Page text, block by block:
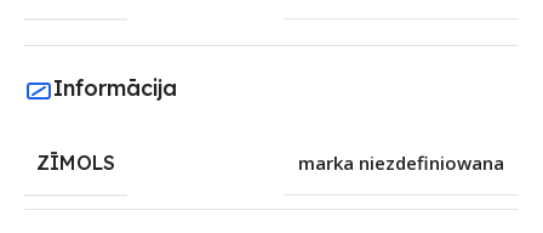
Informācija
ZĪMOLS marka niezdefiniowana